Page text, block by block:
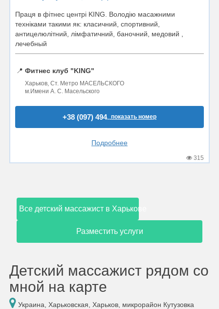
Праця в фітнес центрі KING. Володію масажними
техніками такими як: класичний, спортивний,
антицелюлітний, лімфатичний, баночний, медовий ,
лечебный
📍 Фитнес клуб "KING"
Харьков, Ст. Метро МАСЕЛЬСКОГО
м.Имени А. С. Масельского
+38 (097) 494..показать номер
Подробнее
315
Все детский массажист в Харькове
Разместить услуги
Детский массажист рядом со
мной на карте
Украина, Харьковская, Харьков, микрорайон Кутузовка